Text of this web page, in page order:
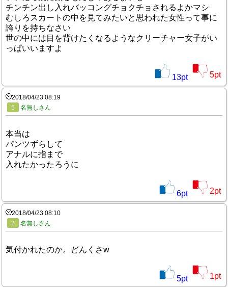
チンチン出し入れバッコングチョクチョされるよかマシ
むしろスカートの中を見てみたいと思われた女性って事に
誇りを持ちなさい
世の中には目を背けたくなるようなクリーチャー女子がい
っぱいいますよ
13pt 5pt
2018/04/23 08:19
5
名無しさん
本当は
パンツずらして
アナルに指まで
入れたかったろうに
6pt 2pt
2018/04/23 08:10
2
名無しさん
気付かれたのか。どんくさw
5pt 1pt